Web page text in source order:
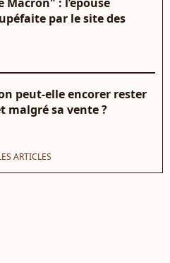
par le site des
peut-elle encorer rester
malgré sa vente ?
ARTICLES